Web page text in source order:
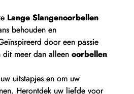
Lange Slangenoorbellen
behouden en
door een passie
dit meer dan alleenoorbellen
uitstapjes en om uw
Herontdek uw liefde voor